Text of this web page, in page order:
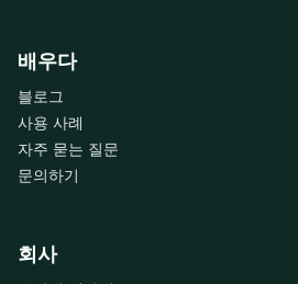
배우다
블로그
사용 사례
자주 묻는 질문
문의하기
회사